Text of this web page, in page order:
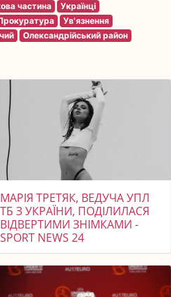
частина
Українці
Ув'язнення
Олександрійський район
МАРІЯ ТРЕТЯК, ВЕДУЧА УПЛ
ТБ З УКРАЇНИ, ПОДІЛИЛАСЯ
ВІДВЕРТИМИ ЗНІМКАМИ -
SPORT NEWS 24